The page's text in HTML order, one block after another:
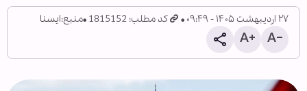
۲۷ اردیبهشت ۱۴۰۵ - ۰۹:۴۹ کد مطلب: 1815152 منبع:ایسنا